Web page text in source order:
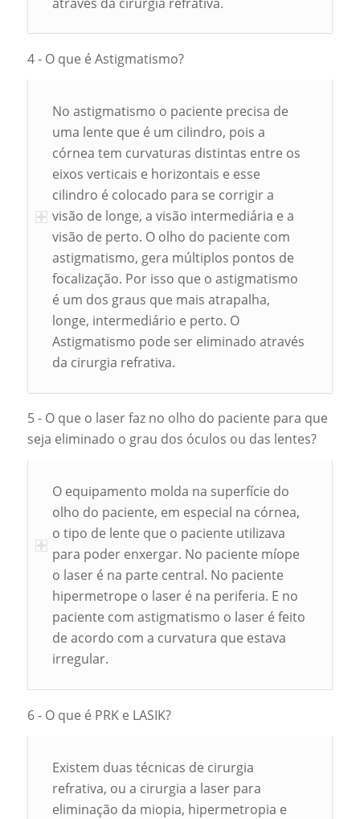
4 - O que é Astigmatismo?
No astigmatismo o paciente precisa de
uma lente que é um cilindro, pois a
córnea tem curvaturas distintas entre os
eixos verticais e horizontais e esse
cilindro é colocado para se corrigir a
visão de longe, a visão intermediária e a
visão de perto. O olho do paciente com
astigmatismo, gera múltiplos pontos de
focalização. Por isso que o astigmatismo
é um dos graus que mais atrapalha,
longe, intermediário e perto. O
Astigmatismo pode ser eliminado através
da cirurgia refrativa.
5 - O que o laser faz no olho do paciente para que
seja eliminado o grau dos óculos ou das lentes?
O equipamento molda na superfície do
olho do paciente, em especial na córnea,
o tipo de lente que o paciente utilizava
para poder enxergar. No paciente míope
o laser é na parte central. No paciente
hipermetrope o laser é na periferia. E no
paciente com astigmatismo o laser é feito
de acordo com a curvatura que estava
irregular.
6 - O que é PRK e LASIK?
Existem duas técnicas de cirurgia
refrativa, ou a cirurgia a laser para
eliminação da miopia, hipermetropia e